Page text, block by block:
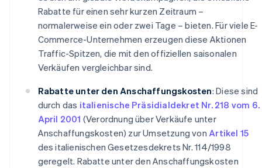
Rabatte für einen sehr kurzen Zeitraum –
normalerweise ein oder zwei Tage – bieten. Für viele E-
Commerce-Unternehmen erzeugen diese Aktionen
Traffic-Spitzen, die mit den offiziellen saisonalen
Verkäufen vergleichbar sind.
Rabatte unter den Anschaffungskosten: Diese sind
durch das italienische Präsidialdekret Nr. 218 vom 6.
April 2001 (Verordnung über Verkäufe unter
Anschaffungskosten) zur Umsetzung von Artikel 15
des italienischen Gesetzesdekrets Nr. 114/1998
geregelt. Rabatte unter den Anschaffungskosten